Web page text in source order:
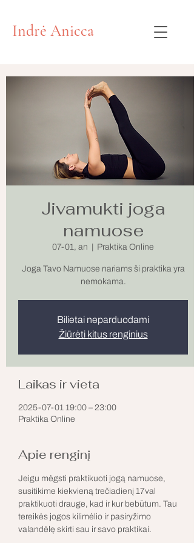
Indrė Anicca
Jivamukti joga
namuose
07-01, an Praktika Online
Joga Tavo Namuose nariams ši praktika yra
nemokama.
Bilietai neparduodami
Žiūrėti kitus renginius
Laikas ir vieta
2025-07-01 19:00 – 23:00
Praktika Online
Apie renginį
Jeigu mėgsti praktikuoti jogą namuose,
susitikime kiekvieną trečiadienį 17val
praktikuoti drauge, kad ir kur bebūtum. Tau
tereikės jogos kilimėlio ir pasiryžimo
valandėlę skirti sau ir savo praktikai.